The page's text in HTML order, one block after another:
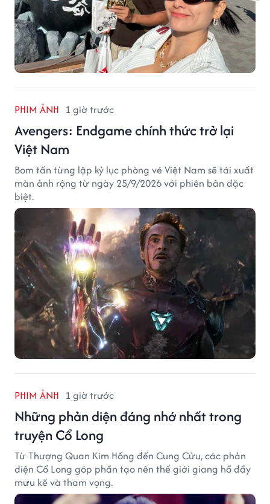
PHIM ẢNH 1 giờ trước
Avengers: Endgame chính thức trở lại
Việt Nam
Bom tấn từng lập kỷ lục phòng vé Việt Nam sẽ tái xuất
màn ảnh rộng từ ngày 25/9/2026 với phiên bản đặc
biệt.
PHIM ẢNH 1 giờ trước
Những phản diện đáng nhớ nhất trong
truyện Cổ Long
Từ Thượng Quan Kim Hồng đến Cung Cửu, các phản
diện Cổ Long góp phần tạo nên thế giới giang hồ đầy
mưu kế và tham vọng.